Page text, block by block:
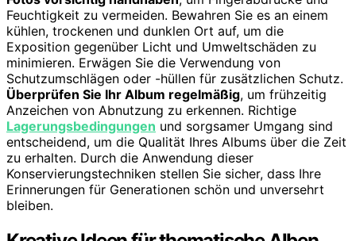
Feuchtigkeit zu vermeiden. Bewahren Sie es an einem
kühlen, trockenen und dunklen Ort auf, um die
Exposition gegenüber Licht und Umweltschäden zu
minimieren. Erwägen Sie die Verwendung von
Schutzumschlägen oder -hüllen für zusätzlichen Schutz.
Überprüfen Sie Ihr Album regelmäßig, um frühzeitig
Anzeichen von Abnutzung zu erkennen. Richtige
Lagerungsbedingungen und sorgsamer Umgang sind
entscheidend, um die Qualität Ihres Albums über die Zeit
zu erhalten. Durch die Anwendung dieser
Konservierungstechniken stellen Sie sicher, dass Ihre
Erinnerungen für Generationen schön und unversehrt
bleiben.